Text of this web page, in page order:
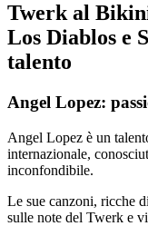
Twerk al
Los Diablos e
talento
Angel Lopez:
Angel Lopez è un
internazionale,
inconfondibile.
Le sue canzoni, ricche
sulle note del Twerk e